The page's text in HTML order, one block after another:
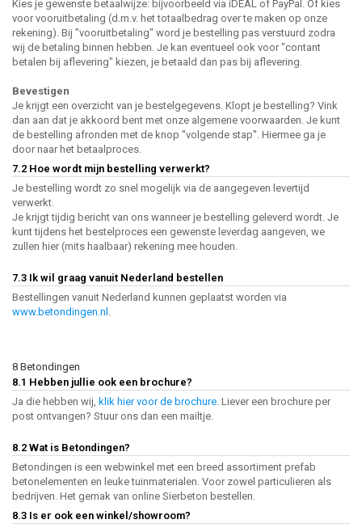
Kies je gewenste betaalwijze: bijvoorbeeld via iDEAL of PayPal. Of kies
voor vooruitbetaling (d.m.v. het totaalbedrag over te maken op onze
rekening). Bij "vooruitbetaling" word je bestelling pas verstuurd zodra
wij de betaling binnen hebben. Je kan eventueel ook voor "contant
betalen bij aflevering" kiezen, je betaald dan pas bij aflevering.
Bevestigen
Je krijgt een overzicht van je bestelgegevens. Klopt je bestelling? Vink
dan aan dat je akkoord bent met onze algemene voorwaarden. Je kunt
de bestelling afronden met de knop ''volgende stap''. Hiermee ga je
door naar het betaalproces.
7.2 Hoe wordt mijn bestelling verwerkt?
Je bestelling wordt zo snel mogelijk via de aangegeven levertijd
verwerkt.
Je krijgt tijdig bericht van ons wanneer je bestelling geleverd wordt. Je
kunt tijdens het bestelproces een gewenste leverdag aangeven, we
zullen hier (mits haalbaar) rekening mee houden.
7.3 Ik wil graag vanuit Nederland bestellen
Bestellingen vanuit Nederland kunnen geplaatst worden via
www.betondingen.nl .
8 Betondingen
8.1 Hebben jullie ook een brochure?
Ja die hebben wij, klik hier voor de brochure. Liever een brochure per
post ontvangen? Stuur ons dan een mailtje.
8.2 Wat is Betondingen?
Betondingen is een webwinkel met een breed assortiment prefab
betonelementen en leuke tuinmaterialen. Voor zowel particulieren als
bedrijven. Het gemak van online Sierbeton bestellen.
8.3 Is er ook een winkel/showroom?